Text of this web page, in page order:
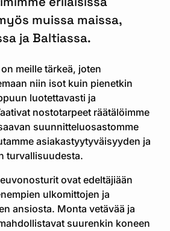
muissa maissa,
ja Baltiassa.
meille tärkeä, joten
niin isot kuin pienetkin
luotettavasti ja
nostotarpeet räätälöimme
suunnitteluosastomme
asiakastyytyväisyyden ja
turvallisuudesta.
ovat edeltäjiään
ulkomittojen ja
ansiosta. Monta vetävää ja
suurenkin koneen